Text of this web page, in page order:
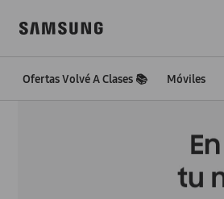
Ofertas Volvé A Clases 📚 Móviles